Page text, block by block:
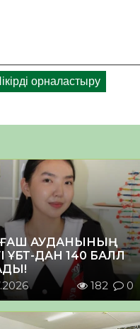
АУДАНЫНЫҢ
ҰБТ-ДАН 140 БАЛЛ
182 0